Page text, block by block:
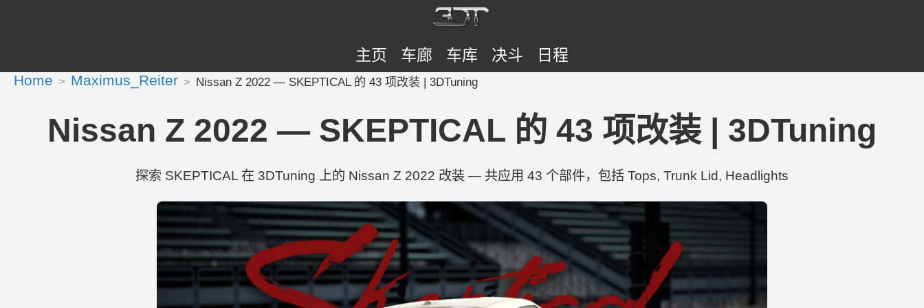
主页 车廊 车库 决斗 日程
Home Maximus_Reiter Nissan Z 2022 — SKEPTICAL 的 43 项改装 | 3DTuning
Nissan Z 2022 — SKEPTICAL 的 43 项改装 | 3DTuning
探索 SKEPTICAL 在 3DTuning 上的 Nissan Z 2022 改装 — 共应用 43 个部件，包括 Tops, Trunk Lid, Headlights